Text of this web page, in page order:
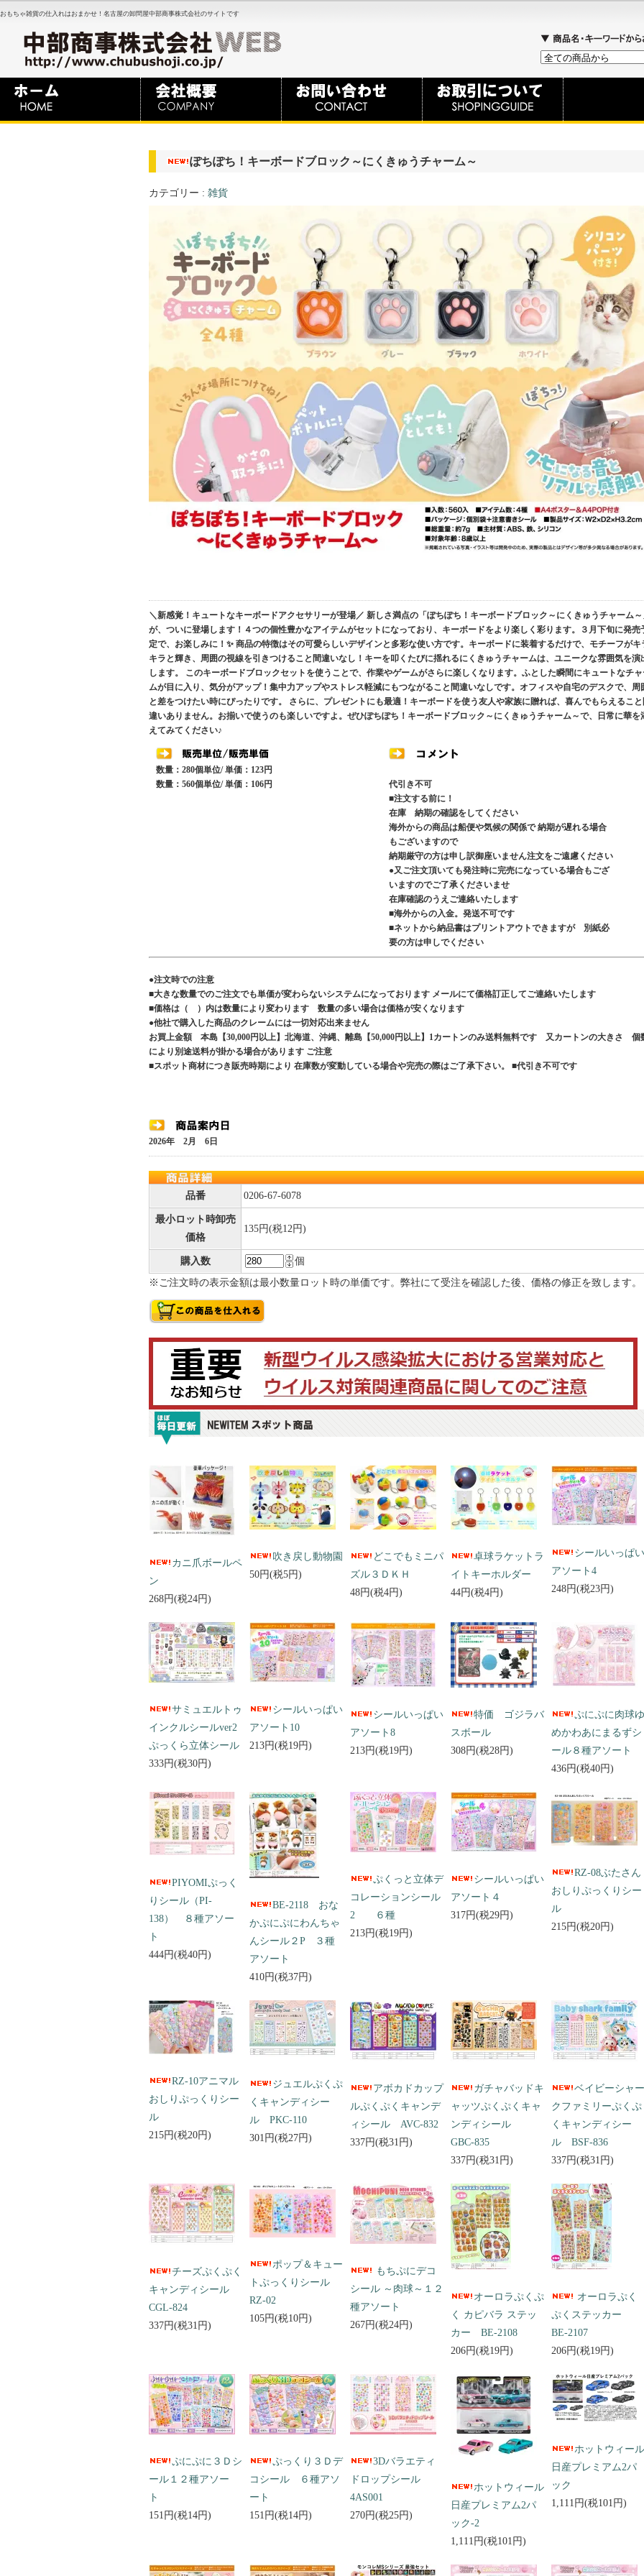
おもちゃ雑貨の仕入れはおまかせ！名古屋の卸問屋中部商事株式会社のサイトです
ぽちぽち！キーボードブロック～にくきゅうチャーム～
カテゴリー : 雑貨
＼新感覚！キュートなキーボードアクセサリーが登場／ 新しさ満点の「ぽちぽち！キーボードブロック～にくきゅうチャーム
が、ついに登場します！４つの個性豊かなアイテムがセットになっており、キーボードをより楽しく彩ります。３月下旬に発売
定で、お楽しみに！✨ 商品の特徴はその可愛らしいデザインと多彩な使い方です。キーボードに装着するだけで、モチーフがキ
キラと輝き、周囲の視線を引きつけること間違いなし！キーを叩くたびに揺れるにくきゅうチャームは、ユニークな雰囲気を演
します。 このキーボードブロックセットを使うことで、作業やゲームがさらに楽しくなります。ふとした瞬間にキュートなチ
ムが目に入り、気分がアップ！集中力アップやストレス軽減にもつながること間違いなしです。オフィスや自宅のデスクで、周
と差をつけたい時にぴったりです。 さらに、プレゼントにも最適！キーボードを使う友人や家族に贈れば、喜んでもらえるこ
違いありません。お揃いで使うのも楽しいですよ。ぜひぽちぽち！キーボードブロック～にくきゅうチャーム～で、日常に華を
えてみてください♪
数量：280個単位/ 単価：123円
数量：560個単位/ 単価：106円
代引き不可
■注文する前に！
在庫 納期の確認をしてください
海外からの商品は船便や気候の関係で 納期が遅れる場合
もございますので
納期厳守の方は申し訳御座いません注文をご遠慮ください
●又ご注文頂いても発注時に完売になっている場合もござ
いますのでご了承くださいませ
在庫確認のうえご連絡いたします
■海外からの入金。発送不可です
■ネットから納品書はプリントアウトできますが 別紙必
要の方は申しでください
●注文時での注意
■大きな数量でのご注文でも単価が変わらないシステムになっております メールにて価格訂正してご連絡いたします
■価格は（ ）内は数量により変わります 数量の多い場合は価格が安くなります
●他社で購入した商品のクレームには一切対応出来ません
お買上金額 本島【30,000円以上】北海道、沖縄、離島【50,000円以上】1カートンのみ送料無料です 又カートンの大きさ 個
により別途送料が掛かる場合があります ご注意
■スポット商材につき販売時期により 在庫数が変動している場合や完売の際はご了承下さい。 ■代引き不可です
2026年 2月 6日
品番 0206-67-6078
最小ロット時卸売
価格
135円(税12円)
購入数
個
※ご注文時の表示金額は最小数量ロット時の単価です。弊社にて受注を確認した後、価格の修正を致します。
カニ爪ボールペ
ン
268円(税24円)
吹き戻し動物園
50円(税5円)
どこでもミニパ
ズル３ＤＫＨ
48円(税4円)
卓球ラケットラ
イトキーホルダー
44円(税4円)
シールいっぱい
アソート4
248円(税23円)
サミュエルトゥ
インクルシールver2
ぷっくら立体シール
333円(税30円)
シールいっぱい
アソート10
213円(税19円)
シールいっぱい
アソート8
213円(税19円)
特価 ゴジラバ
スボール
308円(税28円)
ぷにぷに肉球ゆ
めかわあにまるずシ
ール８種アソート
436円(税40円)
PIYOMIぷっく
りシール（PI-
138） ８種アソー
ト
444円(税40円)
BE-2118 おな
かぷにぷにわんちゃ
んシール２P ３種
アソート
410円(税37円)
ぷくっと立体デ
コレーションシール
2 ６種
213円(税19円)
シールいっぱい
アソート４
317円(税29円)
RZ-08ぶたさん
おしりぷっくりシー
ル
215円(税20円)
RZ-10アニマル
おしりぷっくりシー
ル
215円(税20円)
ジュエルぷくぷ
くキャンディシー
ル PKC-110
301円(税27円)
アボカドカップ
ルぷくぷくキャンデ
ィシール AVC-832
337円(税31円)
ガチャバッドキ
ャッツぷくぷくキャ
ンディシール
GBC-835
337円(税31円)
ベイビーシャー
クファミリーぷくぷ
くキャンディシー
ル BSF-836
337円(税31円)
チーズぷくぷく
キャンディシール
CGL-824
337円(税31円)
ポップ＆キュー
トぷっくりシール
RZ-02
105円(税10円)
もちぷにデコ
シール ～肉球～１２
種アソート
267円(税24円)
オーロラぷくぷ
く カピバラ ステッ
カー BE-2108
206円(税19円)
オーロラぷく
ぷくステッカー
BE-2107
206円(税19円)
ぷにぷに３Ｄシ
ール１２種アソー
ト
151円(税14円)
ぷっくり３Ｄデ
コシール ６種アソ
ート
151円(税14円)
3Dバラエティ
ドロップシール
4AS001
270円(税25円)
ホットウィール
日産プレミアム2パ
ック-2
1,111円(税101円)
ホットウィール
日産プレミアム2パ
ック
1,111円(税101円)